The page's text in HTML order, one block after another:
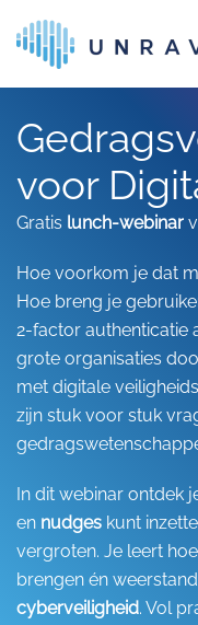
Skip to main
voor
Gratis lunch-webinar
Hoe voorkom je dat
Hoe breng je
2-factor authenticatie
grote organisaties
met digitale
zijn stuk voor stuk
In dit webinar ontdek
en nudges kunt
vergroten. Je leert
brengen én
cyberveiligheid. Vol